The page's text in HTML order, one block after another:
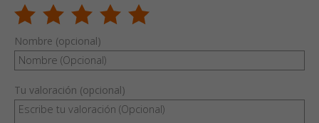
Nombre (opcional)
Tu valoración (opcional)